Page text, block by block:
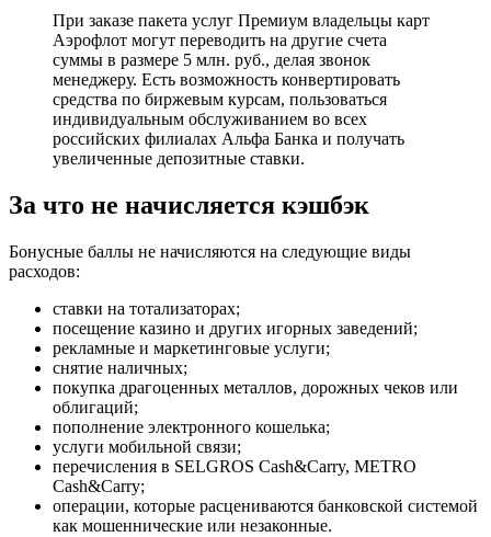
При заказе пакета услуг Премиум владельцы карт
Аэрофлот могут переводить на другие счета
суммы в размере 5 млн. руб., делая звонок
менеджеру. Есть возможность конвертировать
средства по биржевым курсам, пользоваться
индивидуальным обслуживанием во всех
российских филиалах Альфа Банка и получать
увеличенные депозитные ставки.
За что не начисляется кэшбэк
Бонусные баллы не начисляются на следующие виды
расходов:
ставки на тотализаторах;
посещение казино и других игорных заведений;
рекламные и маркетинговые услуги;
снятие наличных;
покупка драгоценных металлов, дорожных чеков или
облигаций;
пополнение электронного кошелька;
услуги мобильной связи;
перечисления в SELGROS Cash&Carry, METRO
Cash&Carry;
операции, которые расцениваются банковской системой
как мошеннические или незаконные.